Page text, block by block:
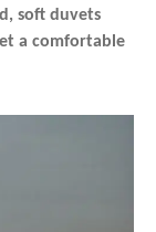
soft duvets
a comfortable